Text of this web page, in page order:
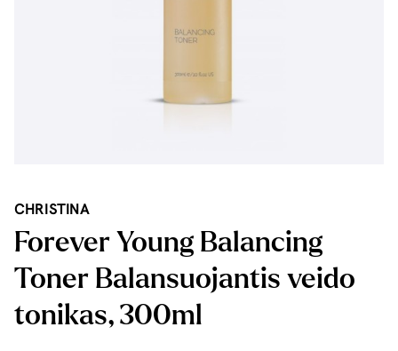
CHRISTINA
Forever Young Balancing
Toner Balansuojantis veido
tonikas, 300ml